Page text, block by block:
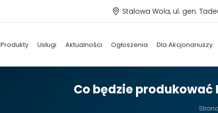
Stalowa Wola, ul. gen.
Produkty Usługi Aktualności Ogłoszenia Dla Akcjonariuszy
Co będzie produkować